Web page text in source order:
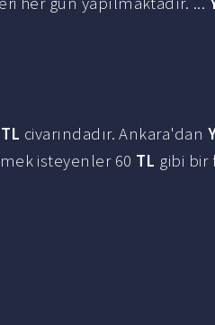
TL civarındadır. Ankara'dan
isteyenler 60 TL gibi bir